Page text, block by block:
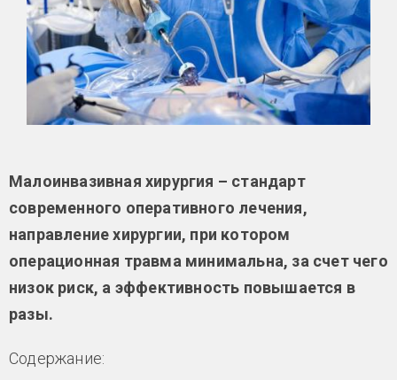
Малоинвазивная хирургия – стандарт
современного оперативного лечения,
направление хирургии, при котором
операционная травма минимальна, за счет чего
низок риск, а эффективность повышается в
разы.
Содержание: